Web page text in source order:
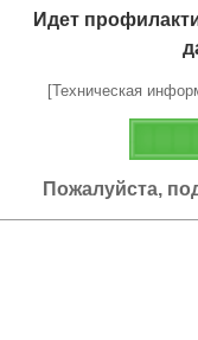
Идет
[Техническая
Пожалуйста,